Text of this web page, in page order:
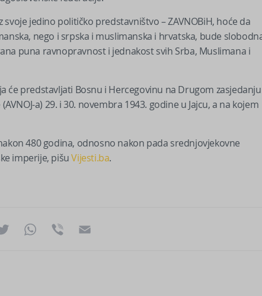
jedino političko predstavništvo – ZAVNOBiH, hoće da
nego i srpska i muslimanska i hrvatska, bude
puna ravnopravnost i jednakost svih Srba, Muslimana i
će predstavljati Bosnu i Hercegovinu na Drugom zasjedanju
a) 29. i 30. novembra 1943. godine u Jajcu, a na kojem
480 godina, odnosno nakon pada srednjovjekovne
imperije, pišuVijesti.ba.
Twitter WhatsApp
Viber